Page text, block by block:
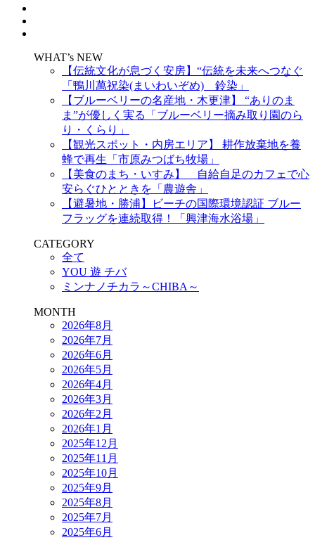
WHAT’s NEW
【伝統文化が息づく安房】“伝統を未来へつなぐ
「鴨川萬祝染(まいわいぞめ) 鈴染」
【ブルーベリーの名産地・木更津】 “ありのま
ま”が優しく実る「ブルーベリー摘み取り園のら
り・くらり」
【観光スポット・内房エリア】 耕作放棄地を養
蜂で再生「市原みつばち牧場」
【美食のまち・いすみ】 自給自足のカフェで心
安らぐひとときを「農遊舎」
【避暑地・勝浦】ビーチの国際環境認証 ブルー
フラッグを連続取得！「興津海水浴場」
CATEGORY
全て
YOU 遊 チバ
ミンナノチカラ～CHIBA～
MONTH
2026年8月
2026年7月
2026年6月
2026年5月
2026年4月
2026年3月
2026年2月
2026年1月
2025年12月
2025年11月
2025年10月
2025年9月
2025年8月
2025年7月
2025年6月